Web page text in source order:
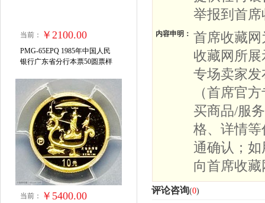
当前： ￥2100.00
PMG-65EPQ 1985年中国人民
银行广东省分行本票50圆票样
当前： ￥5400.00
举报到首
内容申明：
首席收藏
收藏网所
专场卖家
（首席官
买商品/服
格、详情
通确认；
向首席收
评论咨询(0)